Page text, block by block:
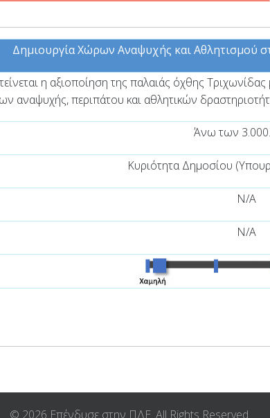
Δημιουργία Χώρων Αναψυχής και Αθλητισμού
η αξιοποίηση της παλαιάς όχθης
αναψυχής, περιπάτου και αθλητικών
Άνω των
Κυριότητα Δημοσίου
N/A
N/A
© 2026 Επένδυσε στην ΠΔΕ. All Rights Reserved.